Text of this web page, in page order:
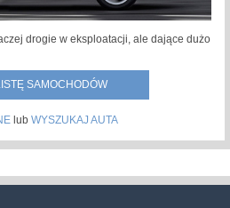
drogie w eksploatacji, ale dające dużo
SAMOCHODÓW
lub WYSZUKAJ AUTA